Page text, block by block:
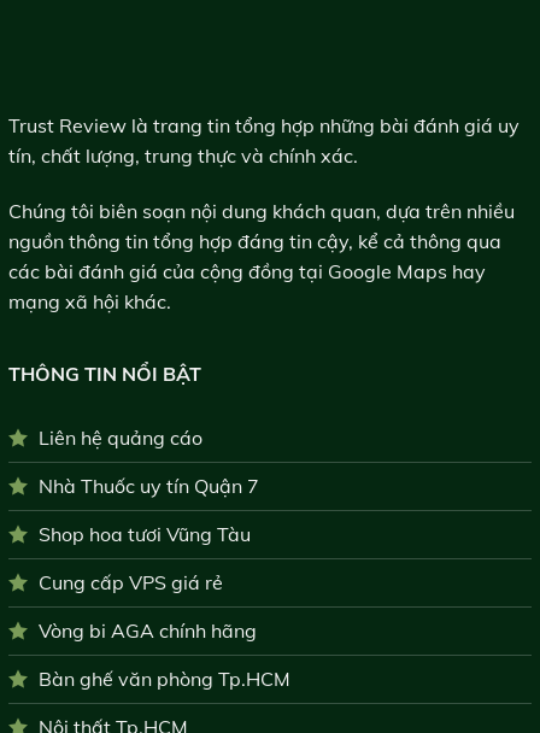
Trust Review là trang tin tổng hợp những bài đánh giá uy
tín, chất lượng, trung thực và chính xác.
Chúng tôi biên soạn nội dung khách quan, dựa trên nhiều
nguồn thông tin tổng hợp đáng tin cậy, kể cả thông qua
các bài đánh giá của cộng đồng tại Google Maps hay
mạng xã hội khác.
THÔNG TIN NỔI BẬT
Liên hệ quảng cáo
Nhà Thuốc uy tín Quận 7
Shop hoa tươi Vũng Tàu
Cung cấp VPS giá rẻ
Vòng bi AGA chính hãng
Bàn ghế văn phòng Tp.HCM
Nội thất Tp.HCM